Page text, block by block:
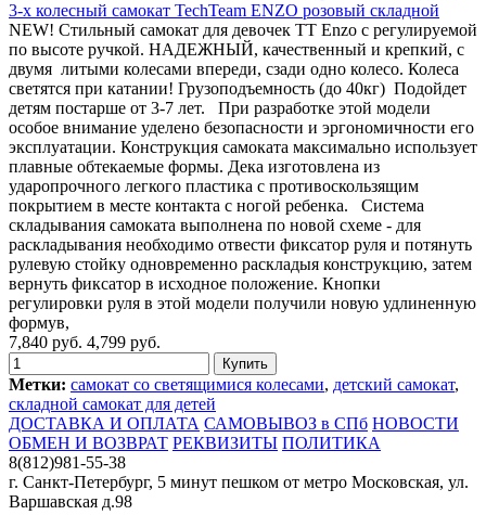
3-х колесный самокат TechTeam ENZO розовый складной
NEW! Стильный самокат для девочек TT Enzo с регулируемой
по высоте ручкой. НАДЕЖНЫЙ, качественный и крепкий, с
двумя литыми колесами впереди, сзади одно колесо. Колеса
светятся при катании! Грузоподъемность (до 40кг) Подойдет
детям постарше от 3-7 лет. При разработке этой модели
особое внимание уделено безопасности и эргономичности его
эксплуатации. Конструкция самоката максимально использует
плавные обтекаемые формы. Дека изготовлена из
ударопрочного легкого пластика с противоскользящим
покрытием в месте контакта с ногой ребенка. Система
складывания самоката выполнена по новой схеме - для
раскладывания необходимо отвести фиксатор руля и потянуть
рулевую стойку одновременно раскладыя конструкцию, затем
вернуть фиксатор в исходное положение. Кнопки
регулировки руля в этой модели получили новую удлиненную
формув,
7,840 руб. 4,799 руб.
Метки: самокат со светящимися колесами, детский самокат,
складной самокат для детей
ДОСТАВКА И ОПЛАТА САМОВЫВОЗ в СПб НОВОСТИ
ОБМЕН И ВОЗВРАТ РЕКВИЗИТЫ ПОЛИТИКА
8(812)981-55-38
г. Санкт-Петербург, 5 минут пешком от метро Московская, ул.
Варшавская д.98